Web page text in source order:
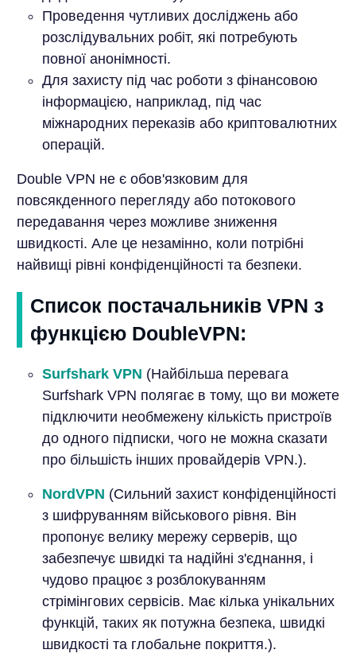
Проведення чутливих досліджень або
розслідувальних робіт, які потребують
повної анонімності.
Для захисту під час роботи з фінансовою
інформацією, наприклад, під час
міжнародних переказів або криптовалютних
операцій.
Double VPN не є обов'язковим для
повсякденного перегляду або потокового
передавання через можливе зниження
швидкості. Але це незамінно, коли потрібні
найвищі рівні конфіденційності та безпеки.
Список постачальників VPN з
функцією DoubleVPN:
Surfshark VPN (Найбільша перевага
Surfshark VPN полягає в тому, що ви можете
підключити необмежену кількість пристроїв
до одного підписки, чого не можна сказати
про більшість інших провайдерів VPN.).
NordVPN (Сильний захист конфіденційності
з шифруванням військового рівня. Він
пропонує велику мережу серверів, що
забезпечує швидкі та надійні з'єднання, і
чудово працює з розблокуванням
стрімінгових сервісів. Має кілька унікальних
функцій, таких як потужна безпека, швидкі
швидкості та глобальне покриття.).